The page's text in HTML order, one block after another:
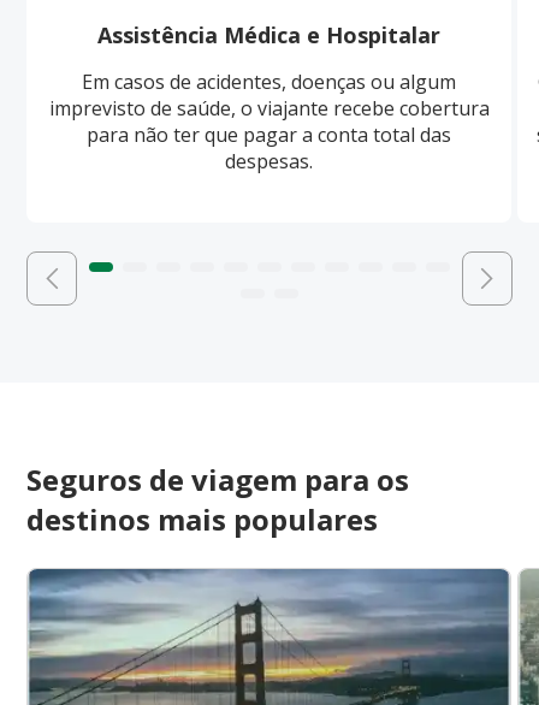
Assistência Médica e Hospitalar
Em casos de acidentes, doenças ou algum
imprevisto de saúde, o viajante recebe cobertura
para não ter que pagar a conta total das
despesas.
Seguros de viagem para os
destinos mais populares